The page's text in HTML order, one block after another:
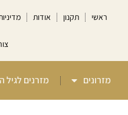
ראשי תקנון אודות
מזרונים מזרנים לגיל